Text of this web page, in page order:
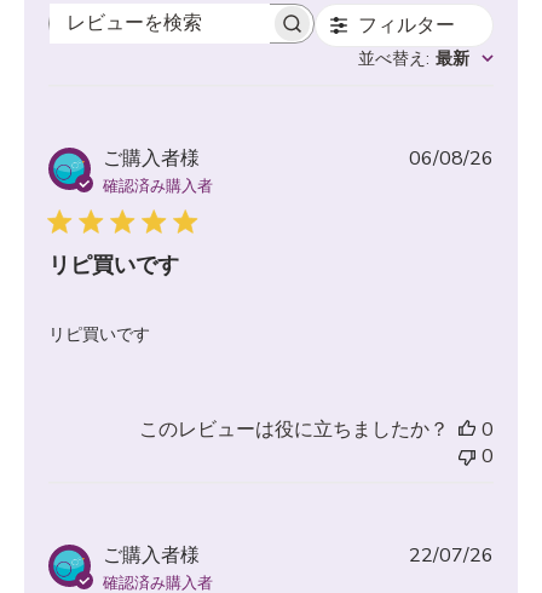
レビューを検索 フィルター
並べ替え : 最新
ご購入者様
確認済み購入者
リピ買いです
リピ買いです
06/08/26
このレビューは役に立ちましたか？
0
0
ご購入者様
確認済み購入者
22/07/26